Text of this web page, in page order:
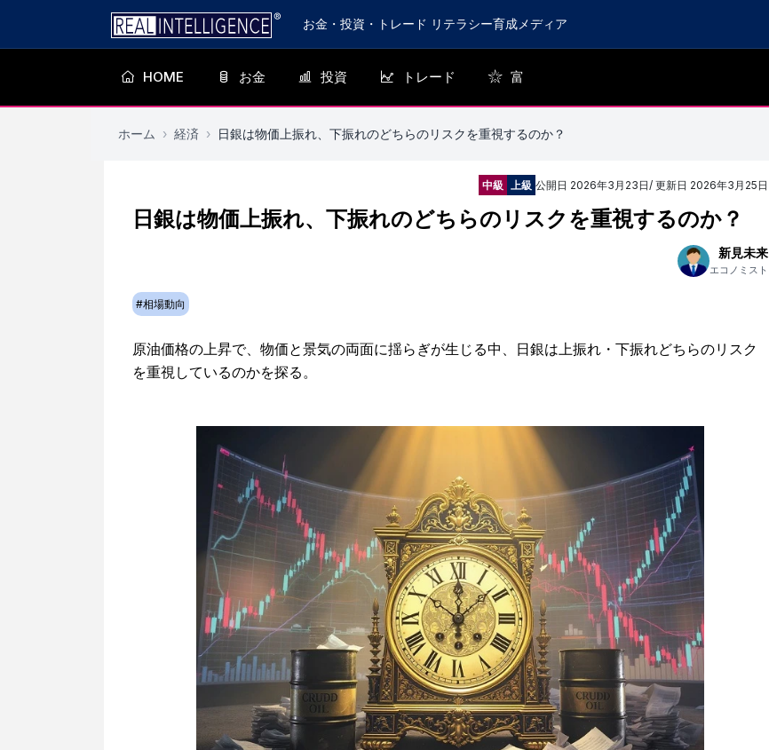
お金・投資・トレード リテラシー育成メディア
HOME お金 投資 トレード 富
ホーム › 経済 › 日銀は物価上振れ、下振れのどちらのリスクを重視するのか？
中級 上級 公開日 2026年3月23日/ 更新日 2026年3月25日
日銀は物価上振れ、下振れのどちらのリスクを重視するのか？
新見未来
エコノミスト
#相場動向
原油価格の上昇で、物価と景気の両面に揺らぎが生じる中、日銀は上振れ・下振れどちらのリスク
を重視しているのかを探る。